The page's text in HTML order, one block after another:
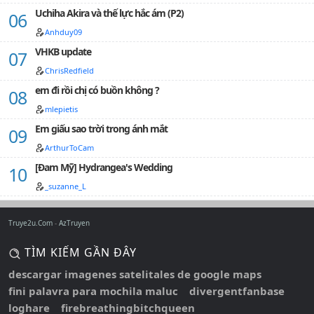
diện sẵn sàng làm lộ rõ bản chất xấu xa của mình cho
nghĩ nó thật tiêu cực. Vậy thì xin lỗi, đó chỉ là suy nghĩ
của tôi. Nếu không thích thì nhấn nút biến chứ đừng
cmt chỉ trích.P/S: Tôi không xóa cmt đâu. (Do lười ấy
mà.)❌❌❌NGHIÊM 🚫 🚫 …
Uchiha Akira và thế lực hắc ám (P2)
Anhduy09
VHKB update
ChrisRedfield
em đi rồi chị có buồn không ?
mlepietis
Em giấu sao trời trong ánh mắt
ArthurToCam
[Đam Mỹ] Hydrangea's Wedding
_suzanne_L
Truye2u.Com AzTruyen
TÌM KIẾM GẦN ĐÂY
descargar imagenes satelitales de google maps
fini palavra para mochila maluc
divergentfanbase
loghare
firebreathingbitchqueen